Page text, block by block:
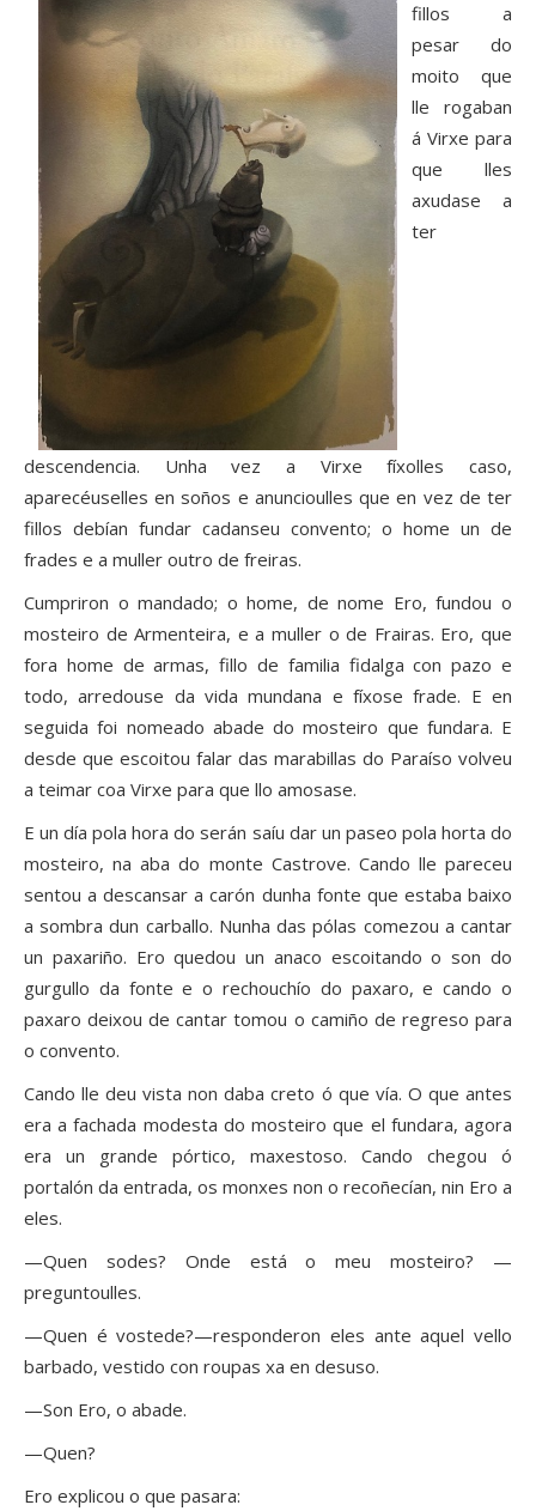
fillos a
pesar do
moito que
lle rogaban
á Virxe para
que lles
axudase a
ter
descendencia. Unha vez a Virxe fíxolles caso,
aparecéuselles en soños e anuncioulles que en vez de ter
fillos debían fundar cadanseu convento; o home un de
frades e a muller outro de freiras.
Cumpriron o mandado; o home, de nome Ero, fundou o
mosteiro de Armenteira, e a muller o de Frairas. Ero, que
fora home de armas, fillo de familia fidalga con pazo e
todo, arredouse da vida mundana e fíxose frade. E en
seguida foi nomeado abade do mosteiro que fundara. E
desde que escoitou falar das marabillas do Paraíso volveu
a teimar coa Virxe para que llo amosase.
E un día pola hora do serán saíu dar un paseo pola horta do
mosteiro, na aba do monte Castrove. Cando lle pareceu
sentou a descansar a carón dunha fonte que estaba baixo
a sombra dun carballo. Nunha das pólas comezou a cantar
un paxariño. Ero quedou un anaco escoitando o son do
gurgullo da fonte e o rechouchío do paxaro, e cando o
paxaro deixou de cantar tomou o camiño de regreso para
o convento.
Cando lle deu vista non daba creto ó que vía. O que antes
era a fachada modesta do mosteiro que el fundara, agora
era un grande pórtico, maxestoso. Cando chegou ó
portalón da entrada, os monxes non o recoñecían, nin Ero a
eles.
—Quen sodes? Onde está o meu mosteiro? —
preguntoulles.
—Quen é vostede?—responderon eles ante aquel vello
barbado, vestido con roupas xa en desuso.
—Son Ero, o abade.
—Quen?
Ero explicou o que pasara: